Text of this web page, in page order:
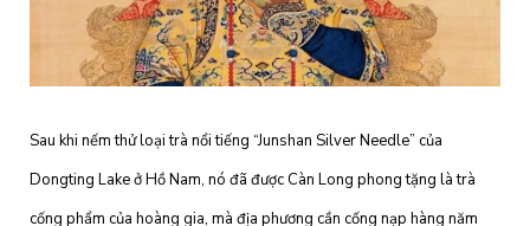
Sau khi nếm thử loại trà nổi tiếng “Junshan Silver Needle” của
Dongting Lake ở Hồ Nam, nó đã được Càn Long phong tặng là trà
cống phẩm của hoàng gia, mà địa phương cần cống nạp hàng năm